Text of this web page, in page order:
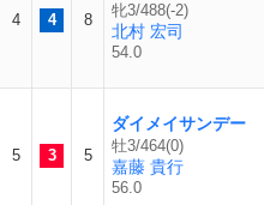
4 4 8
牝3/488(-2)
北村 宏司
54.0
5 3 5
ダイメイサンデー
牡3/464(0)
嘉藤 貴行
56.0